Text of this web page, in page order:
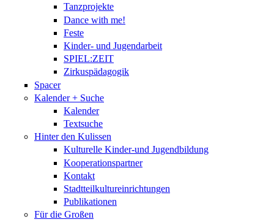
Tanzprojekte
Dance with me!
Feste
Kinder- und Jugendarbeit
SPIEL:ZEIT
Zirkuspädagogik
Spacer
Kalender + Suche
Kalender
Textsuche
Hinter den Kulissen
Kulturelle Kinder-und Jugendbildung
Kooperationspartner
Kontakt
Stadtteilkultureinrichtungen
Publikationen
Für die Großen